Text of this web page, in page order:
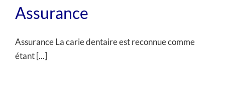
Assurance
Assurance La carie dentaire est reconnue comme
étant [...]